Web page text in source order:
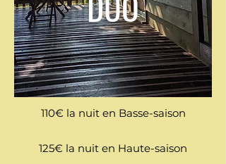
110€ la nuit en Basse-saison
125€ la nuit en Haute-saison